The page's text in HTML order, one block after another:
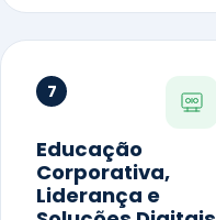
7
Educação
Corporativa,
Liderança e